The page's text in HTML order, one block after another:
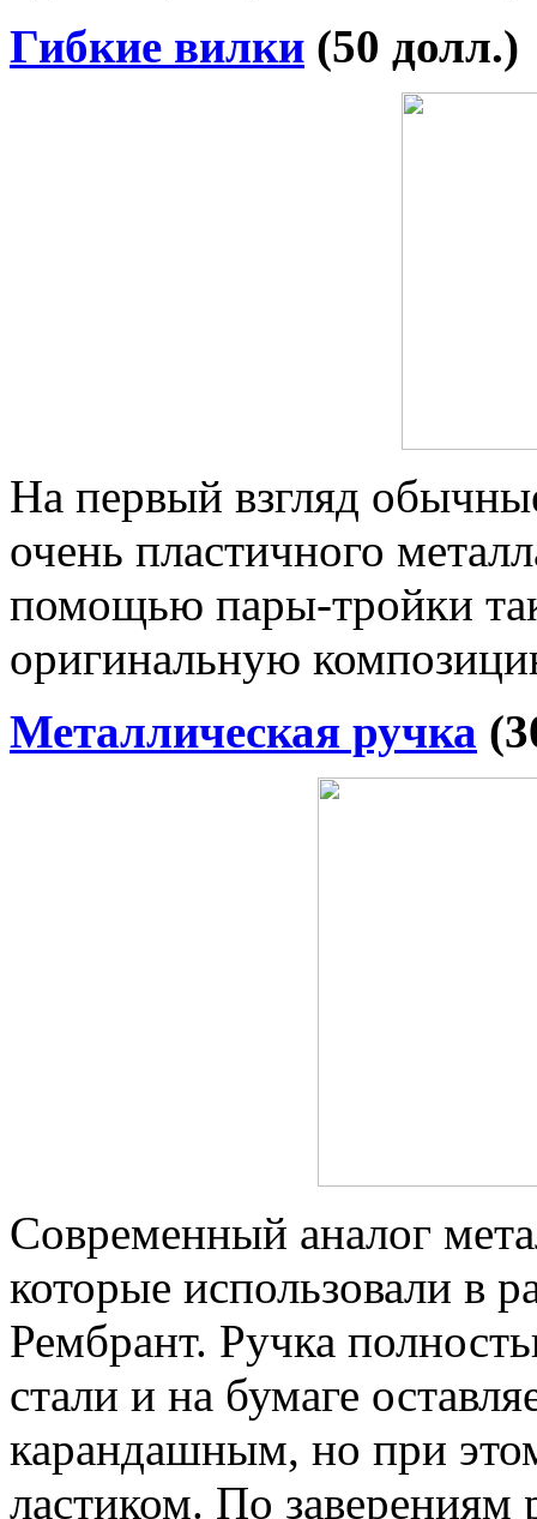
Гибкие вилки (50 долл.)
На первый взгляд
очень пластичного
помощью пары-тройки
оригинальную
Металлическая ручка
Современный аналог
которые использовали в
Рембрант. Ручка
стали и на бумаге
карандашным, но при
ластиком. По заверениям